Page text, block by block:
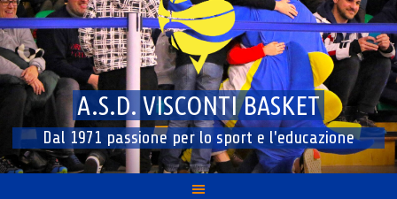
A.S.D. VISCONTI BASKET
Dal 1971 passione per lo sport e l'educazione